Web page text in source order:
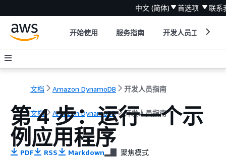
中文 (简体) 首选项 联系
开始使用 服务指南 开发人员工具
文档 Amazon DynamoDB 开发人员指南
文档 Amazon DynamoDB 开发人员指南
第 4 步：运行一个示
例应用程序
PDF RSS Markdown 聚焦模式